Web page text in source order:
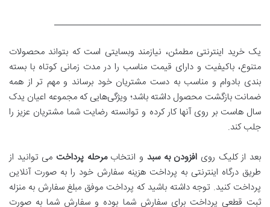
_________________________________________________
یک خرید اینترنتی مطمئن، نیازمند وبسایتی است که بتواند محصولات
متنوع، باکیفیت و دارای قیمت مناسب را در مدت زمانی کوتاه با بسته
بندی بادوام و مناسب به دست مشتریان خود برساند و مهم تر از همه
ضمانت بازگشت محصول داشته باشد؛ ویژگی‌هایی که مجموعه اعیان یدک
سال‌ هاست بر روی آنها کار کرده و توانسته رضایت شما مشتریان عزیز را
جلب کند.
بعد از کلیک روی افزودن به سبد و انتخابمرحله پرداخت می توانید از
طریق درگاه اینترنتی به پرداخت هزینه سفارش خود را به صورت آنلاین
پرداخت کنید. توجه داشته باشید که پرداخت موفق مبلغ سفارش به منزله
ثبت قطعی پرداخت برای سفارش شما بوده و سفارش شما به صورت